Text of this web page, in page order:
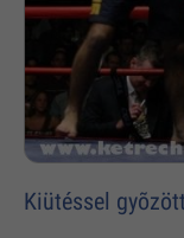
Kiütéssel gyõzött